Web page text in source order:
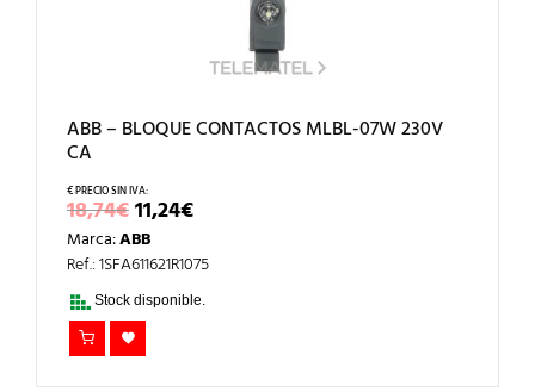
ABB – BLOQUE CONTACTOS MLBL-07W 230V
CA
18,74€EL
PRECIO
ORIGINAL
ERA:
18,74€.
11,24€EL
PRECIO
ES:
Marca:ABB
Ref.: 1SFA611621R1075
Stock disponible.